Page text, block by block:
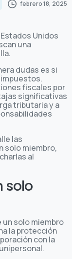
febrero 18, 2025
Unidos
una
dudas es si
fiscales por
significativas
tributaria y a
las
solo miembro,
al
solo
un solo miembro
la protección
con la